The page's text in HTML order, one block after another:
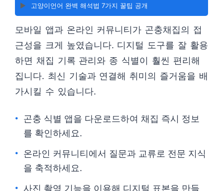
▶️ 고양이언어 완벽 해석법 7가지 꿀팁 공개
모바일 앱과 온라인 커뮤니티가 곤충채집의 접
근성을 크게 높였습니다. 디지털 도구를 잘 활용
하면 채집 기록 관리와 종 식별이 훨씬 편리해
집니다. 최신 기술과 연결해 취미의 즐거움을 배
가시킬 수 있습니다.
곤충 식별 앱을 다운로드하여 채집 즉시 정보
를 확인하세요.
온라인 커뮤니티에서 질문과 교류로 전문 지식
을 축적하세요.
사진 촬영 기능을 이용해 디지털 표본을 만들